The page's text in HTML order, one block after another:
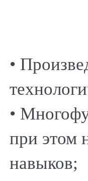
•
•
при этом
навыков;